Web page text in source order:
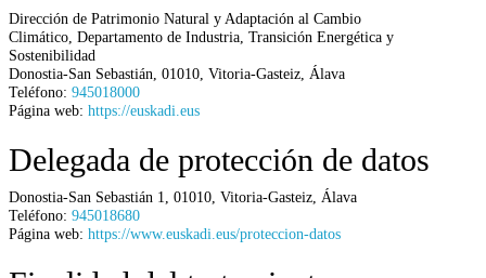
Dirección de Patrimonio Natural y Adaptación al Cambio
Climático, Departamento de Industria, Transición Energética y
Sostenibilidad
Donostia-San Sebastián 01010 Vitoria-Gasteiz Álava
Teléfono: 945018000
Página web: https://euskadi.eus
Delegada de protección de datos
Donostia-San Sebastián 1 01010 Vitoria-Gasteiz Álava
Teléfono: 945018680
Página web: https://www.euskadi.eus/proteccion-datos